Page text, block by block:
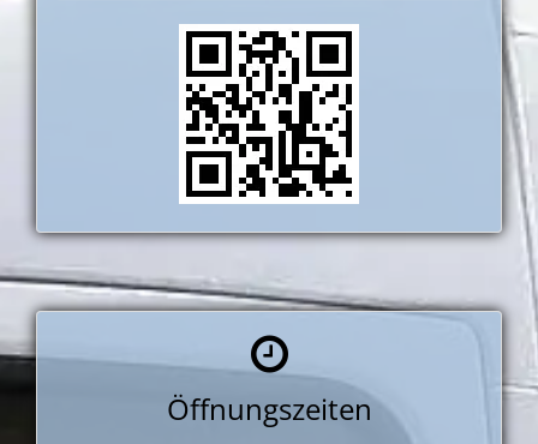
Öffnungszeiten